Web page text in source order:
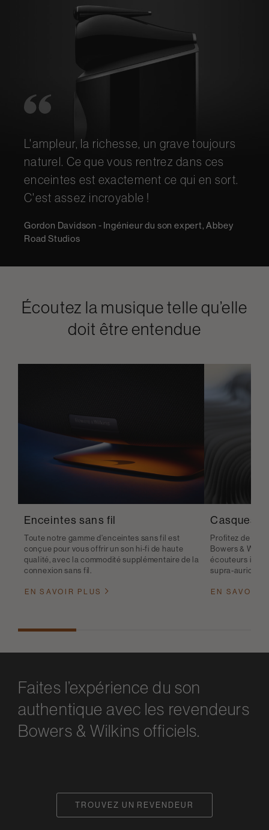
L'ampleur, la richesse, un grave toujours
naturel. Ce que vous rentrez dans ces
enceintes est exactement ce qui en sort.
C'est assez incroyable !
Gordon Davidson - Ingénieur du son expert, Abbey
Road Studios
Écoutez la musique telle qu’elle
doit être entendue
Enceintes sans fil
Toute notre gamme d'enceintes sans fil est
conçue pour vous offrir un son hi-fi de haute
qualité, avec la commodité supplémentaire de la
connexion sans fil.
EN SAVOIR PLUS
Casques
Profitez de la
Bowers &
écouteurs
supra-
EN SAVOIR
Faites l’expérience du son
authentique avec les revendeurs
Bowers & Wilkins officiels.
TROUVEZ UN REVENDEUR